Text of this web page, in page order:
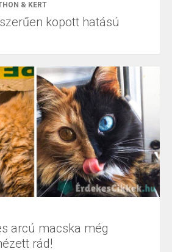
& KERT
kopott hatású
arcú macska még
rád!